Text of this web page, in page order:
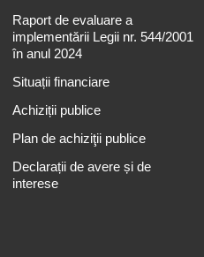
Raport de evaluare a
implementării Legii nr. 544/2001
în anul 2024
Situații financiare
Achiziții publice
Plan de achiziţii publice
Declarații de avere și de
interese